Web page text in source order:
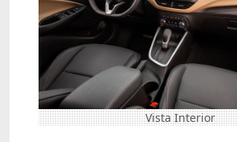
Vista Interior